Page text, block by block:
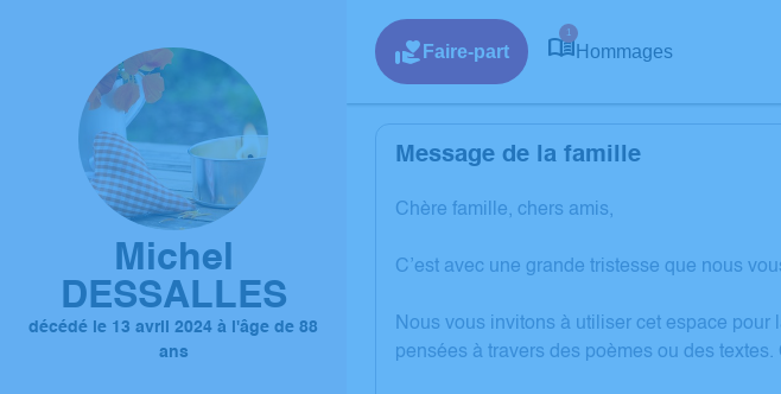
Michel
DESSALLES
décédé le 13 avril 2024 à l'âge de 88
ans
Faire-part
1
Hommages
Message de la famille
Chère famille, chers amis,
C’est avec une grande tristesse que nous
Nous vous invitons à utiliser cet espace
pensées à travers des poèmes ou des